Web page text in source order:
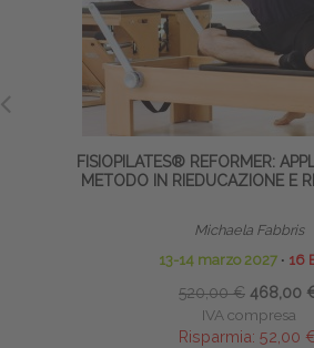
FISIOPILATES® REFORMER:
METODO IN RIEDUCAZIONE E
Michaela Fabbris
13-14 marzo 2027 ∙ 16
520,00 € 468,00
IVA compresa
Risparmia: 52,00